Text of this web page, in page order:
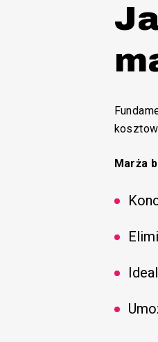
Marża